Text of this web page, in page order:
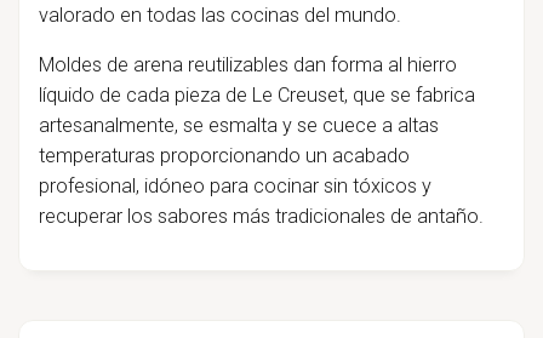
valorado en todas las cocinas del mundo.
Moldes de arena reutilizables dan forma al hierro
líquido de cada pieza de Le Creuset, que se fabrica
artesanalmente, se esmalta y se cuece a altas
temperaturas proporcionando un acabado
profesional, idóneo para cocinar sin tóxicos y
recuperar los sabores más tradicionales de antaño.